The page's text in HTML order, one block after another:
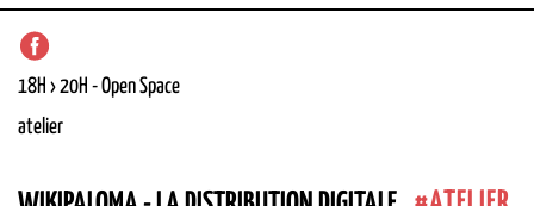
18H › 20H -Open Space
atelier